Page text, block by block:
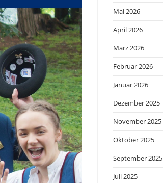
Mai 2026
April 2026
März 2026
Februar 2026
Januar 2026
Dezember 2025
November 2025
Oktober 2025
September 2025
Juli 2025